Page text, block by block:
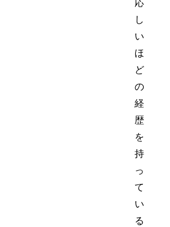
応
し
い
ほ
ど
の
経
歴
を
持
っ
て
い
る